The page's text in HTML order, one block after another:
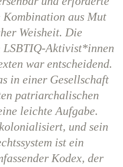
aus Mut
Weisheit. Die
LSBTIQ-Aktivist*innen
war entscheidend.
in einer Gesellschaft
patriarchalischen
leichte Aufgabe.
und sein
ist ein
Kodex, der